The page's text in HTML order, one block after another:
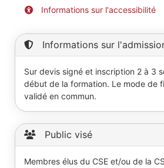
Informations sur l'accessibilité
Informations sur
Sur devis signé et inscription 2 à 3
début de la formation. Le mode de
validé en commun.
Public visé
Membres élus du CSE et/ou de la